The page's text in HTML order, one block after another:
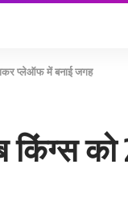
प्लेऑफ में बनाई जगह
को